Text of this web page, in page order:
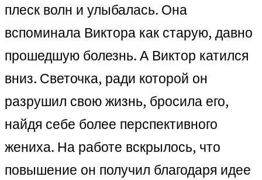
плеск волн и улыбалась. Она
вспоминала Виктора как старую, давно
прошедшую болезнь. А Виктор катился
вниз. Светочка, ради которой он
разрушил свою жизнь, бросила его,
найдя себе более перспективного
жениха. На работе вскрылось, что
повышение он получил благодаря идее